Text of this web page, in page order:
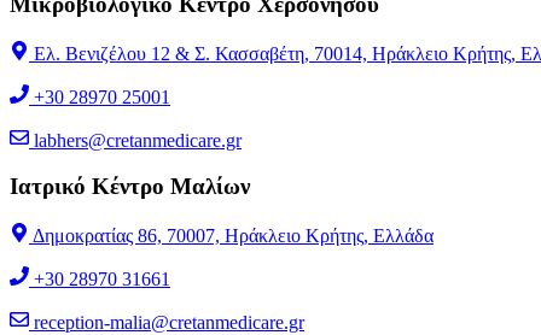
Ελ. Βενιζέλου 12 & Σ. Κασσαβέτη, 70014, Ηράκλειο Κρήτης,
+30 28970 25001
labhers@cretanmedicare.gr
Ιατρικό Κέντρο Μαλίων
Δημοκρατίας 86, 70007, Ηράκλειο Κρήτης, Ελλάδα
+30 28970 31661
reception-malia@cretanmedicare.gr